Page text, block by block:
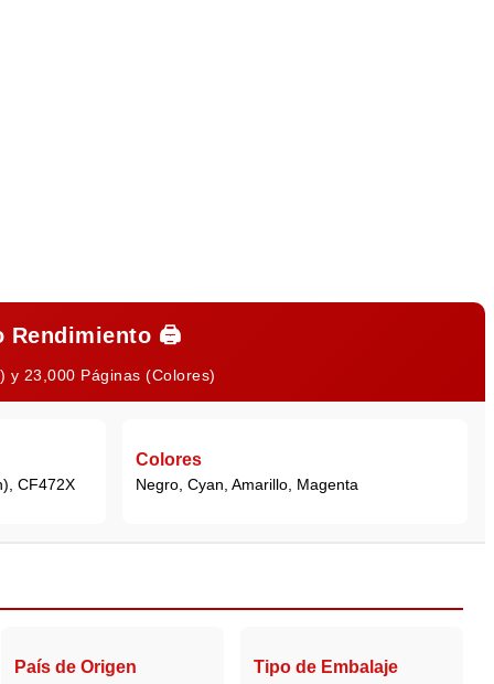
Rendimiento 🖨️
y 23,000 Páginas (Colores)
CF472X
Colores
Negro, Cyan, Amarillo, Magenta
País de Origen Tipo de Embalaje